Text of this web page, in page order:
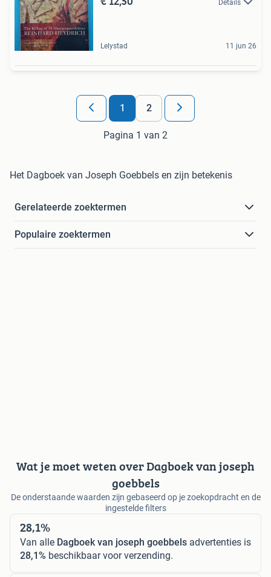
Details
Lelystad 11 jun 26
1 2
Pagina 1 van 2
Het Dagboek van Joseph Goebbels en zijn betekenis
Gerelateerde zoektermen
Populaire zoektermen
Wat je moet weten over Dagboek van joseph
goebbels
De onderstaande waarden zijn gebaseerd op je zoekopdracht en de
ingestelde filters
28,1%
Van alle Dagboek van joseph goebbels advertenties is
28,1% beschikbaar voor verzending.